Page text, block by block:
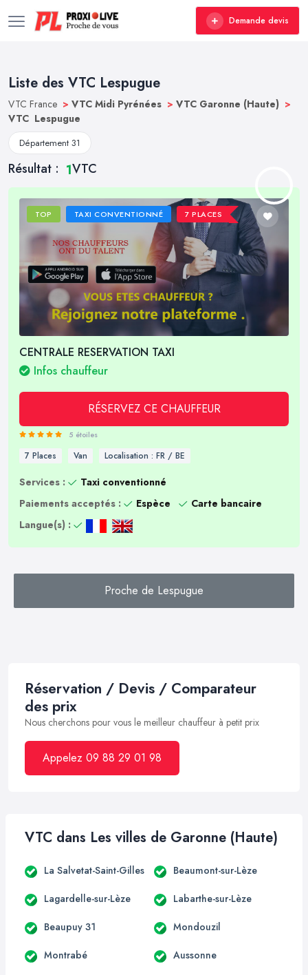
Demande devis
Liste des VTC Lespugue
VTC France > VTC Midi Pyrénées > VTC Garonne (Haute) >
VTC Lespugue
Département 31
Résultat : 1VTC
TOP TAXI CONVENTIONNÉ 7 PLACES
CENTRALE RESERVATION TAXI
Infos chauffeur
RÉSERVEZ CE CHAUFFEUR
5 étoiles
7 Places Van Localisation : FR / BE
Services :
Taxi conventionné
Paiements acceptés :
Espèce
Carte bancaire
Langue(s) :
Proche de Lespugue
Réservation / Devis / Comparateur
des prix
Nous cherchons pour vous le meilleur chauffeur à petit prix
Appelez 09 88 29 01 98
VTC dans Les villes de Garonne (Haute)
La Salvetat-Saint-Gilles Beaumont-sur-Lèze
Lagardelle-sur-Lèze Labarthe-sur-Lèze
Beaupuy 31 Mondouzil
Montrabé Aussonne